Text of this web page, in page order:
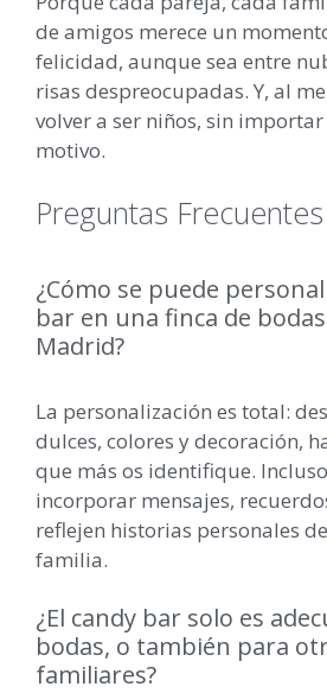
de amigos merece un
felicidad, aunque sea entre
risas despreocupadas. Y, al
volver a ser niños, sin
motivo.
Preguntas Frecuentes
¿Cómo se puede
bar en una finca de
Madrid?
La personalización es total:
dulces, colores y decoración,
que más os identifique.
incorporar mensajes,
reflejen historias personales
familia.
¿El candy bar solo es
bodas, o también para
familiares?